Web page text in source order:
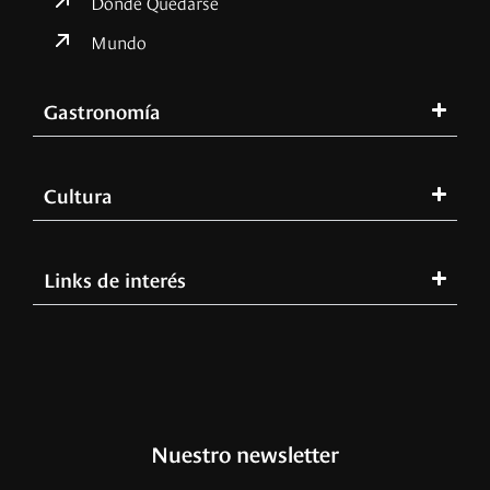
Mundo
Gastronomía
Cultura
Links de interés
Nuestro newsletter